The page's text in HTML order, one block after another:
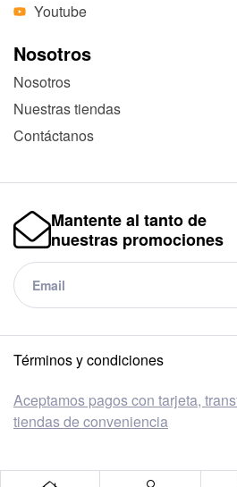
Youtube
Nosotros
Nosotros
Nuestras tiendas
Contáctanos
Mantente al tanto de
nuestras promociones
Términos y condiciones
Aceptamos pagos con tarjeta,
tiendas de conveniencia